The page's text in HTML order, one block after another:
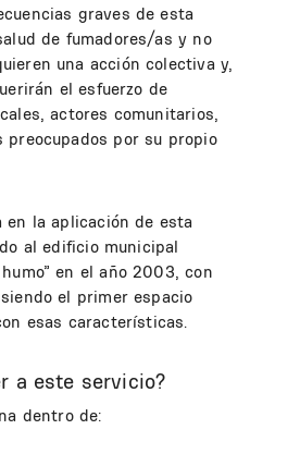
graves de esta
de fumadores/as y no
una acción colectiva y,
el esfuerzo de
actores comunitarios,
preocupados por su propio
en la aplicación de esta
al edificio municipal
en el año 2003, con
el primer espacio
esas características.
a este servicio?
dentro de: